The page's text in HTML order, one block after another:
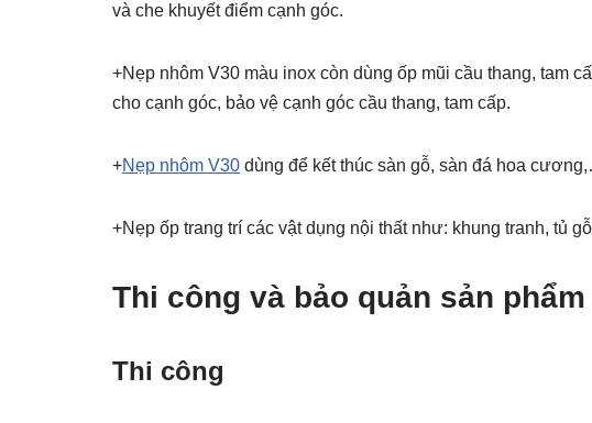
và che khuyết điểm cạnh góc.
+Nẹp nhôm V30 màu inox còn dùng ốp mũi cầu thang, tam
cho cạnh góc, bảo vệ cạnh góc cầu thang, tam cấp.
+Nẹp nhôm V30 dùng để kết thúc sàn gỗ, sàn đá hoa
+Nẹp ốp trang trí các vật dụng nội thất như: khung tranh, tủ
Thi công và bảo quản sản phẩm
Thi công